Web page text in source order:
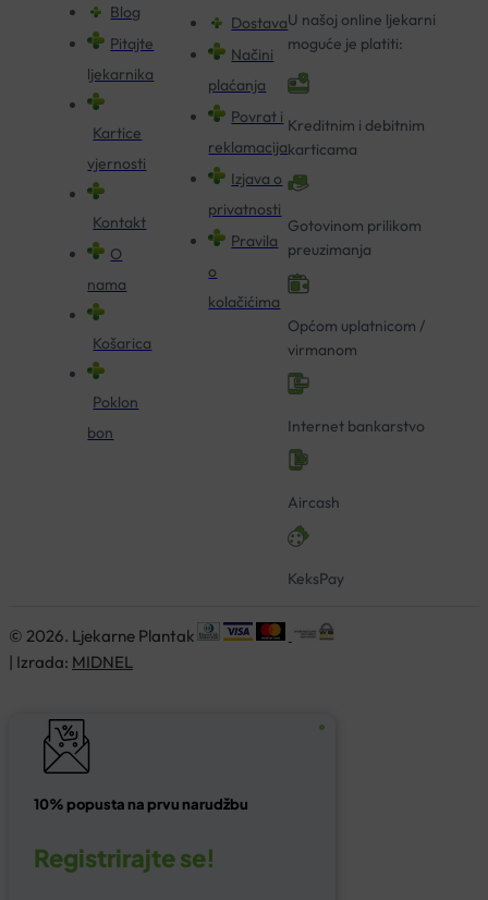
Blog
Pitajte
ljekarnika
Kartice
vjernosti
Kontakt
O
nama
Košarica
Poklon
bon
Dostava
Načini
plaćanja
Povrat i
reklamacija
Izjava o
privatnosti
Pravila
o
kolačićima
U našoj online ljekarni
moguće je platiti:
Kreditnim i debitnim
karticama
Gotovinom prilikom
preuzimanja
Općom uplatnicom /
virmanom
Internet bankarstvo
Aircash
KeksPay
© 2026. Ljekarne Plantak
| Izrada: MIDNEL
10% popusta na prvu narudžbu
Registrirajte se!